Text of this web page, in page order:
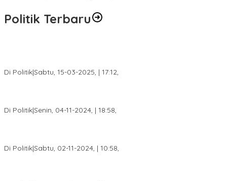
Politik Terbaru
Di Politik|Sabtu, 15-03-2025, | 17:12,
Di Politik|Senin, 04-11-2024, | 18:58,
Di Politik|Sabtu, 02-11-2024, | 10:58,